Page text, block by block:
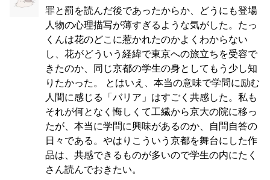
罪と罰を読んだ後であったからか、どうにも登場
人物の心理描写が薄すぎるような気がした。たっ
くんは花のどこに惹かれたのかよくわからない
し、花がどういう経緯で東京への旅立ちを受容で
きたのか、同じ京都の学生の身としてもう少し知
りたかった。 とはいえ、本当の意味で学問に励む
人間に感じる「バリア」はすごく共感した。私も
それが何となく悔しくて工繊から京大の院に移っ
たが、本当に学問に興味があるのか、自問自答の
日々である。やはりこういう京都を舞台にした作
品は、共感できるものが多いので学生の内にたく
さん読んでおきたい。